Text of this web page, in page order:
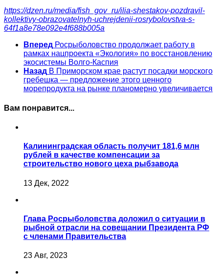
https://dzen.ru/media/fish_gov_ru/ilia-shestakov-pozdravil-
kollektivy-obrazovatelnyh-uchrejdenii-rosrybolovstva-s-
64f1a8e78e092e4f688b005a
Вперед Росрыболовство продолжает работу в
рамках нацпроекта «Экология» по восстановлению
экосистемы Волго-Каспия
Назад В Приморском крае растут посадки морского
гребешка — предложение этого ценного
морепродукта на рынке планомерно увеличивается
Вам понравится...
Калининградская область получит 181,6 млн
рублей в качестве компенсации за
строительство нового цеха рыбзавода
13 Дек, 2022
Глава Росрыболовства доложил о ситуации в
рыбной отрасли на совещании Президента РФ
с членами Правительства
23 Авг, 2023